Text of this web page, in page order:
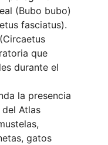
(Bubo bubo)
fasciatus).
que
durante el
la presencia
Atlas
gatos